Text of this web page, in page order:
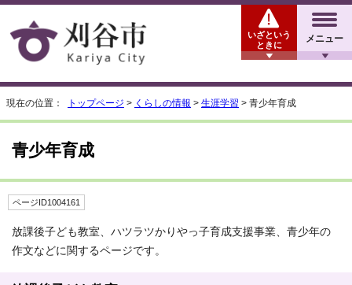
メニュー
いざという
ときに
現在の位置： トップページ > くらしの情報 > 生涯学習 > 青少年育成
青少年育成
ページID1004161
放課後子ども教室、ハツラツかりやっ子育成支援事業、青少年の
作文などに関するページです。